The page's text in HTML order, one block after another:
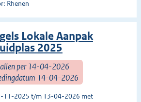
Rhenen
Lokale Aanpak
2025
per 14-04-2026
14-04-2026
11-2025 t/m 13-04-2026 met